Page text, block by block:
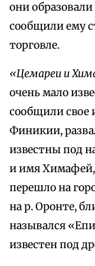
они
сообщили ему
торговле.
«Цемареи и
очень мало
сообщили свое
Финикии,
известны под
и имя Химафей,
перешло на
на р. Оронте,
назывался
известен под